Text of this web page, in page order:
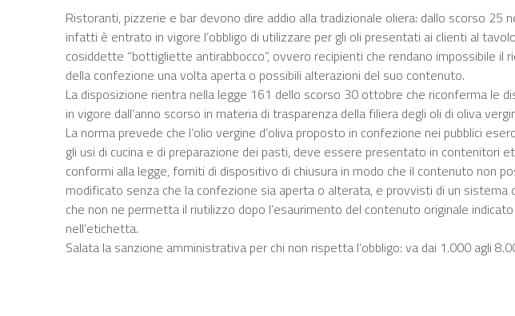
Ristoranti, pizzerie e bar devono dire addio alla tradizionale oliera: dallo scorso 25
infatti è entrato in vigore l’obbligo di utilizzare per gli oli presentati ai clienti al
cosiddette “bottigliette antirabbocco”, ovvero recipienti che rendano impossibile il
della confezione una volta aperta o possibili alterazioni del suo contenuto.
La disposizione rientra nella legge 161 dello scorso 30 ottobre che riconferma le
in vigore dall’anno scorso in materia di trasparenza della filiera degli oli di oliva
La norma prevede che l’olio vergine d’oliva proposto in confezione nei pubblici
gli usi di cucina e di preparazione dei pasti, deve essere presentato in contenitori
conformi alla legge, forniti di dispositivo di chiusura in modo che il contenuto non
modificato senza che la confezione sia aperta o alterata, e provvisti di un sistema
che non ne permetta il riutilizzo dopo l’esaurimento del contenuto originale indicato
nell’etichetta.
Salata la sanzione amministrativa per chi non rispetta l’obbligo: va dai 1.000 agli